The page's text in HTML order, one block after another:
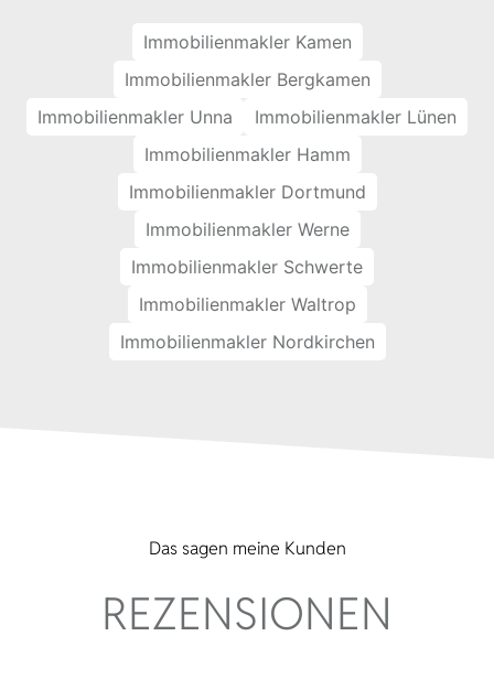
Immobilienmakler Kamen
Immobilienmakler Bergkamen
Immobilienmakler Unna
Immobilienmakler Lünen
Immobilienmakler Hamm
Immobilienmakler Dortmund
Immobilienmakler Werne
Immobilienmakler Schwerte
Immobilienmakler Waltrop
Immobilienmakler Nordkirchen
Das sagen meine Kunden
REZENSIONEN